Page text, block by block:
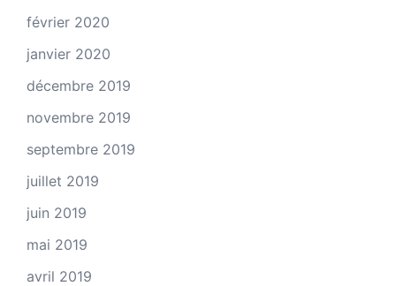
février 2020
janvier 2020
décembre 2019
novembre 2019
septembre 2019
juillet 2019
juin 2019
mai 2019
avril 2019